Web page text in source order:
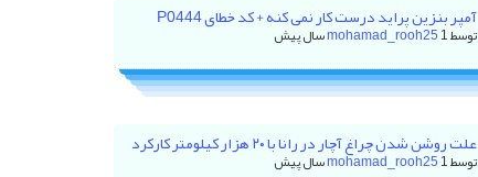
آمپر بنزین پراید درست کار نمی کنه + کد خطای P0444
توسط mohamad_rooh251 سال پیش
علت روشن شدن چراغ آچار در رانا با ۲۰ هزار کیلومتر کارکرد
توسط mohamad_rooh251 سال پیش